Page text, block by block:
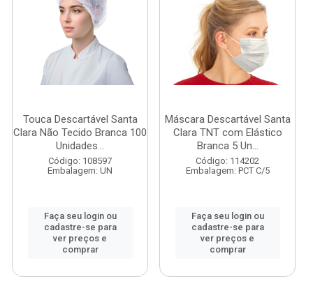
Touca Descartável Santa
Clara Não Tecido Branca 100
Unidades...
Código: 108597
Embalagem: UN
Faça seu login ou
cadastre-se para
ver preços e
comprar
Máscara Descartável Santa
Clara TNT com Elástico
Branca 5 Un...
Código: 114202
Embalagem: PCT C/5
Faça seu login ou
cadastre-se para
ver preços e
comprar